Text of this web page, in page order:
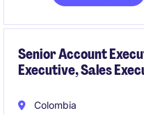
Senior Account
Executive, Sales
Colombia